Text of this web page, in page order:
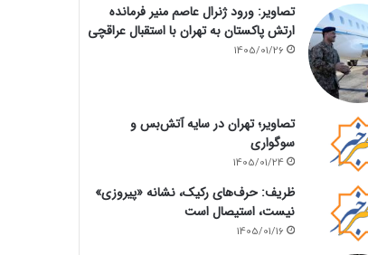
تصاویر: ورود ژنرال عاصم منیر فرمانده
ارتش پاکستان به تهران با استقبال عراقچی
1405/01/26
تصاویر؛ تهران در سایه آتش‌بس و
سوگواری
1405/01/24
ظریف: حرف‌های رکیک، نشانه «پیروزی»
نیست، استیصال است
1405/01/16